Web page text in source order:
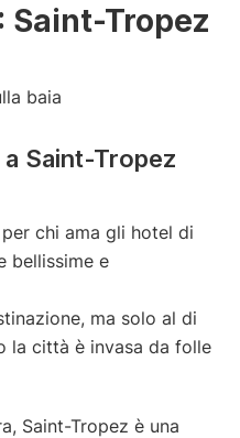
Saint-Tropez
Saint-Tropez
chi ama gli hotel di
bellissime e
ma solo al di
la città è invasa da folle
Saint-Tropez è una